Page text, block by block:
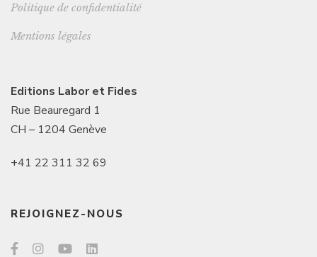
Politique de confidentialité
Mentions légales
Editions Labor et Fides
Rue Beauregard 1
CH – 1204 Genève
+41 22 311 32 69
REJOIGNEZ-NOUS